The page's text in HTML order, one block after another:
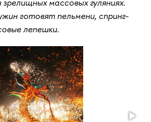
готовят пельмени, спринг-
лепешки.